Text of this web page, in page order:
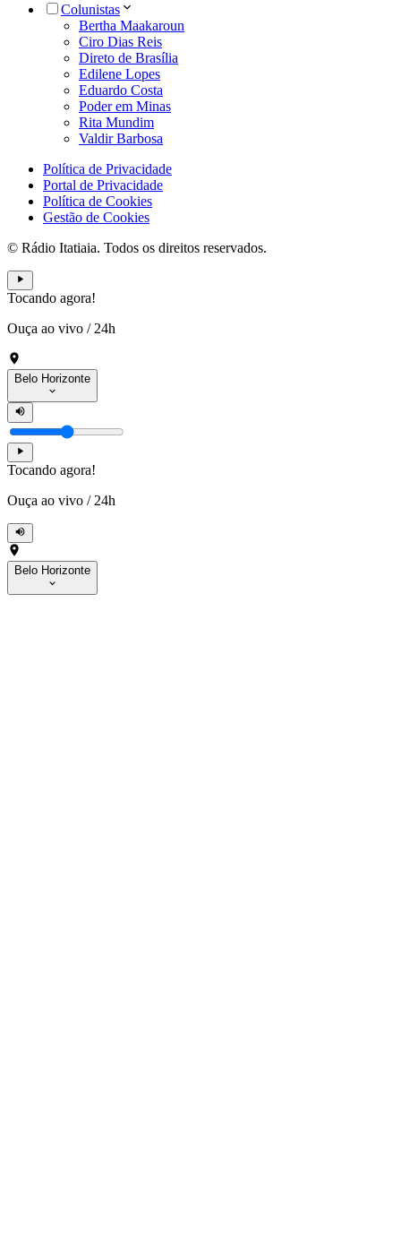
Colunistas
Bertha Maakaroun
Ciro Dias Reis
Direto de Brasília
Edilene Lopes
Eduardo Costa
Poder em Minas
Rita Mundim
Valdir Barbosa
Política de Privacidade
Portal de Privacidade
Política de Cookies
Gestão de Cookies
© Rádio Itatiaia. Todos os direitos reservados.
Tocando agora!
Ouça ao vivo / 24h
Belo Horizonte
Tocando agora!
Ouça ao vivo / 24h
Belo Horizonte